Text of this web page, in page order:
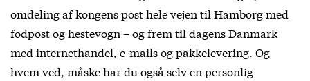
omdeling af kongens post hele vejen til Hamborg med
fodpost og hestevogn – og frem til dagens Danmark
med internethandel, e-mails og pakkelevering. Og
hvem ved, måske har du også selv en personlig